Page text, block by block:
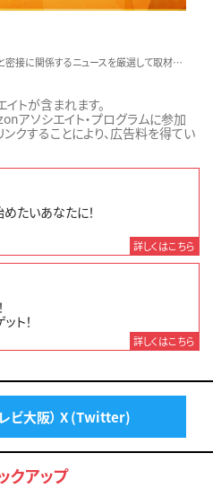
夕方ニュースの新機軸！あなたの生活と密接に関係するニュースを厳選して取材。他とは違う視点と切り口でいち早くお伝えします！
トが含まれます。
アソシエイト・プログラムに参加
クすることにより、広告料を得てい
たいあなたに！
詳しくはこちら
ト！
詳しくはこちら
ビ大阪） X (Twitter)
クアップ